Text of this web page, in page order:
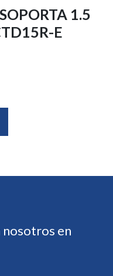
1.5
E
nosotros en